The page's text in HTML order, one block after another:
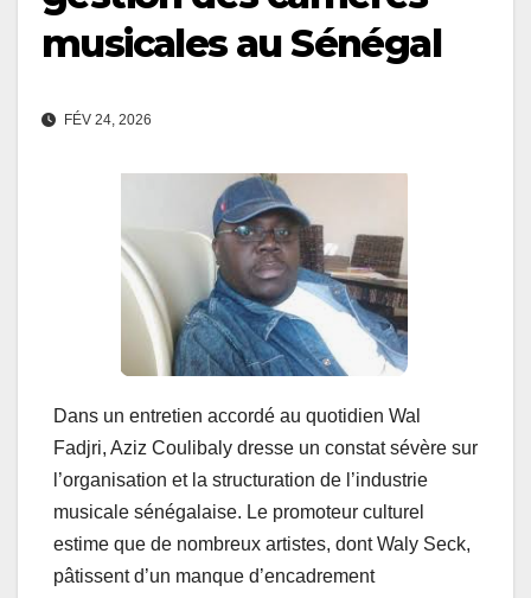
musicales au Sénégal
FÉV 24, 2026
Dans un entretien accordé au quotidien Wal
Fadjri, Aziz Coulibaly dresse un constat sévère sur
l’organisation et la structuration de l’industrie
musicale sénégalaise. Le promoteur culturel
estime que de nombreux artistes, dont Waly Seck,
pâtissent d’un manque d’encadrement